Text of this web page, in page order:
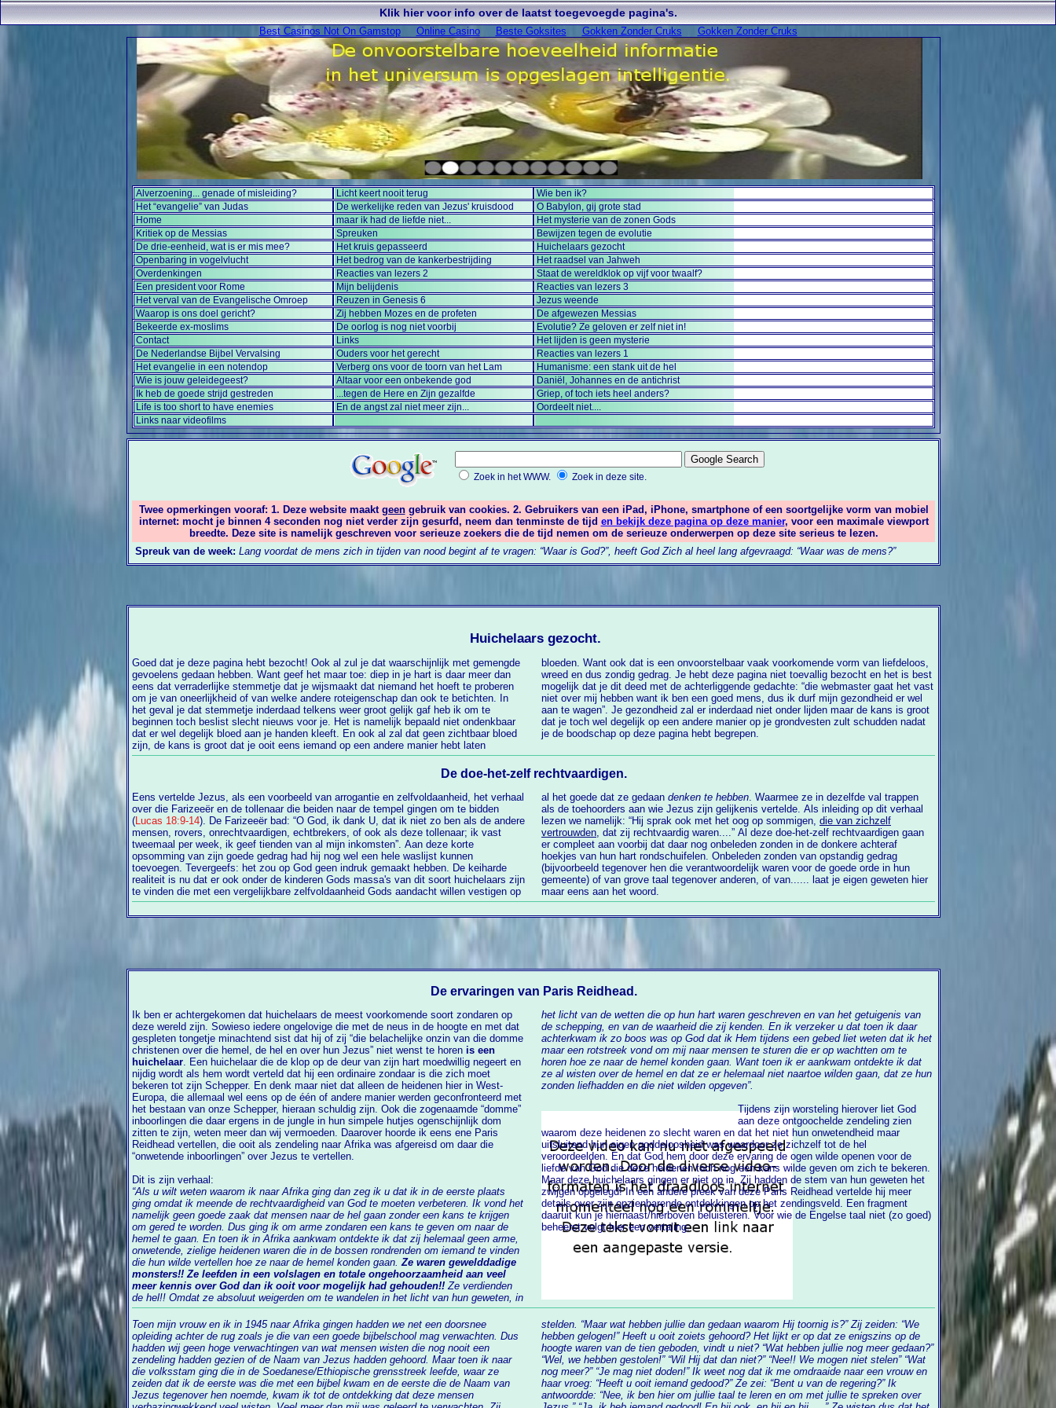
Best Casinos Not On Gamstop Online Casino Beste Goksites Gokken Zonder Cruks Gokken Zonder Cruks
Alverzoening... genade of misleiding? Licht keert nooit terug
Wie ben ik?
Het “evangelie” van Judas
De werkelijke reden van Jezus' kruisdood
O Babylon, gij grote stad
Home
maar ik had de liefde niet...
Het mysterie van de zonen Gods
Kritiek op de Messias
Spreuken
Bewijzen tegen de evolutie
De drie-eenheid, wat is er mis mee?
Het kruis gepasseerd
Huichelaars gezocht
Openbaring in vogelvlucht
Het bedrog van de kankerbestrijding
Het raadsel van Jahweh
Overdenkingen
Reacties van lezers 2
Staat de wereldklok op vijf voor twaalf?
Een president voor Rome
Mijn belijdenis
Reacties van lezers 3
Het verval van de Evangelische Omroep
Reuzen in Genesis 6
Jezus weende
Waarop is ons doel gericht?
Zij hebben Mozes en de profeten
De afgewezen Messias
Bekeerde ex-moslims
De oorlog is nog niet voorbij
Evolutie? Ze geloven er zelf niet in!
Contact
Links
Het lijden is geen mysterie
De Nederlandse Bijbel Vervalsing
Ouders voor het gerecht
Reacties van lezers 1
Het evangelie in een notendop
Verberg ons voor de toorn van het Lam
Humanisme: een stank uit de hel
Wie is jouw geleidegeest?
Altaar voor een onbekende god
Daniël, Johannes en de antichrist
Ik heb de goede strijd gestreden
...tegen de Here en Zijn gezalfde
Griep, of toch iets heel anders?
Life is too short to have enemies
En de angst zal niet meer zijn...
Oordeelt niet....
Links naar videofilms
Zoek in het WWW. Zoek in deze site.
Twee opmerkingen vooraf: 1. Deze website maakt geengebruik van cookies. 2. Gebruikers van een iPad, iPhone, smartphone of een soortgelijke vorm van mobiel
internet: mocht je binnen 4 seconden nog niet verder zijn gesurfd, neem dan tenminste de tijd en bekijk deze pagina op deze manier, voor een maximale viewport
breedte. Deze site is namelijk geschreven voor serieuze zoekers die de tijd nemen om de serieuze onderwerpen op deze site serieus te lezen.
Spreuk van de week: Lang voordat de mens zich in tijden van nood begint af te vragen: “Waar is God?”, heeft God Zich al heel lang afgevraagd: “Waar was de mens?”
Huichelaars gezocht.
Goed dat je deze pagina hebt bezocht! Ook al zul je dat waarschijnlijk met gemengde
gevoelens gedaan hebben. Want geef het maar toe: diep in je hart is daar meer dan
eens dat verraderlijke stemmetje dat je wijsmaakt dat niemand het hoeft te proberen
om je van oneerlijkheid of van welke andere roteigenschap dan ook te betichten. In
het geval je dat stemmetje inderdaad telkens weer groot gelijk gaf heb ik om te
beginnen toch beslist slecht nieuws voor je. Het is namelijk bepaald niet ondenkbaar
dat er wel degelijk bloed aan je handen kleeft. En ook al zal dat geen zichtbaar bloed
zijn, de kans is groot dat je ooit eens iemand op een andere manier hebt laten
bloeden. Want ook dat is een onvoorstelbaar vaak voorkomende vorm van liefdeloos,
wreed en dus zondig gedrag. Je hebt deze pagina niet toevallig bezocht en het is best
mogelijk dat je dit deed met de achterliggende gedachte: “die webmaster gaat het vast
niet over mij hebben want ik ben een goed mens, dus ik durf mijn gezondheid er wel
aan te wagen”. Je gezondheid zal er inderdaad niet onder lijden maar de kans is groot
dat je toch wel degelijk op een andere manier op je grondvesten zult schudden nadat
je de boodschap op deze pagina hebt begrepen.
De doe-het-zelf rechtvaardigen.
Eens vertelde Jezus, als een voorbeeld van arrogantie en zelfvoldaanheid, het verhaal
over die Farizeeër en de tollenaar die beiden naar de tempel gingen om te bidden
( Lucas 18:9-14). De Farizeeër bad: “O God, ik dank U, dat ik niet zo ben als de andere
mensen, rovers, onrechtvaardigen, echtbrekers, of ook als deze tollenaar; ik vast
tweemaal per week, ik geef tienden van al mijn inkomsten”. Aan deze korte
opsomming van zijn goede gedrag had hij nog wel een hele waslijst kunnen
toevoegen. Tevergeefs: het zou op God geen indruk gemaakt hebben. De keiharde
realiteit is nu dat er ook onder de kinderen Gods massa's van dit soort huichelaars zijn
te vinden die met een vergelijkbare zelfvoldaanheid Gods aandacht willen vestigen op
al het goede dat ze gedaan denken te hebben . Waarmee ze in dezelfde val trappen
als de toehoorders aan wie Jezus zijn gelijkenis vertelde. Als inleiding op dit verhaal
lezen we namelijk: “Hij sprak ook met het oog op sommigen, die van zichzelf
vertrouwden , dat zij rechtvaardig waren....” Al deze doe-het-zelf rechtvaardigen gaan
er compleet aan voorbij dat daar nog onbeleden zonden in de donkere achteraf
hoekjes van hun hart rondschuifelen. Onbeleden zonden van opstandig gedrag
(bijvoorbeeld tegenover hen die verantwoordelijk waren voor de goede orde in hun
gemeente) of van grove taal tegenover anderen, of van...... laat je eigen geweten hier
maar eens aan het woord.
De ervaringen van Paris Reidhead.
Ik ben er achtergekomen dat huichelaars de meest voorkomende soort zondaren op
deze wereld zijn. Sowieso iedere ongelovige die met de neus in de hoogte en met dat
gespleten tongetje minachtend sist dat hij of zij “die belachelijke onzin van die domme
christenen over die hemel, de hel en over hun Jezus” niet wenst te horen is een
huichelaar. Een huichelaar die de klop op de deur van zijn hart moedwillig negeert en
nijdig wordt als hem wordt verteld dat hij een ordinaire zondaar is die zich moet
bekeren tot zijn Schepper. En denk maar niet dat alleen de heidenen hier in West-
Europa, die allemaal wel eens op de één of andere manier werden geconfronteerd met
het bestaan van onze Schepper, hieraan schuldig zijn. Ook die zogenaamde “domme”
inboorlingen die daar ergens in de jungle in hun simpele hutjes ogenschijnlijk dom
zitten te zijn, weten meer dan wij vermoeden. Daarover hoorde ik eens ene Paris
Reidhead vertellen, die ooit als zendeling naar Afrika was afgereisd om daar die
“onwetende inboorlingen” over Jezus te vertellen.
Dit is zijn verhaal:
“Als u wilt weten waarom ik naar Afrika ging dan zeg ik u dat ik in de eerste plaats
ging omdat ik meende de rechtvaardigheid van God te moeten verbeteren. Ik vond het
namelijk geen goede zaak dat mensen naar de hel gaan zonder een kans te krijgen
om gered te worden. Dus ging ik om arme zondaren een kans te geven om naar de
hemel te gaan. En toen ik in Afrika aankwam ontdekte ik dat zij helemaal geen arme,
onwetende, zielige heidenen waren die in de bossen rondrenden om iemand te vinden
die hun wilde vertellen hoe ze naar de hemel konden gaan.Ze waren gewelddadige
monsters!! Ze leefden in een volslagen en totale ongehoorzaamheid aan veel
meer kennis over God dan ik ooit voor mogelijk had gehouden!! Ze verdienden
de hel!! Omdat ze absoluut weigerden om te wandelen in het licht van hun geweten, in
het licht van de wetten die op hun hart waren geschreven en van het getuigenis van
de schepping, en van de waarheid die zij kenden. En ik verzeker u dat toen ik daar
achterkwam ik zo boos was op God dat ik Hem tijdens een gebed liet weten dat ik het
maar een rotstreek vond om mij naar mensen te sturen die er op wachtten om te
horen hoe ze naar de hemel konden gaan. Want toen ik er aankwam ontdekte ik dat
ze al wisten over de hemel en dat ze er helemaal niet naartoe wilden gaan, dat ze hun
zonden liefhadden en die niet wilden opgeven”.
Tijdens zijn worsteling hierover liet God
aan deze ontgoochelde zendeling zien
waarom deze heidenen zo slecht waren en dat het niet hun onwetendheid maar
uitsluitend hun eigen goddeloosheid was waardoor ze zichzelf tot de hel
veroordeelden. En dat God hem door deze ervaring de ogen wilde openen voor de
liefde van God die deze heidenen toch nog een kans wilde geven om zich te bekeren.
Maar deze huichelaars gingen er niet op in. Zij hadden de stem van hun geweten het
zwijgen opgelegd! In een andere preek van deze Paris Reidhead vertelde hij meer
details over zijn opzienbarende ontdekkingen op het zendingsveld. Een fragment
daaruit kun je hiernaast/hierboven beluisteren. Voor wie de Engelse taal niet (zo goed)
beheerst volgt hier een vertaling:
Toen mijn vrouw en ik in 1945 naar Afrika gingen hadden we net een doorsnee
opleiding achter de rug zoals je die van een goede bijbelschool mag verwachten. Dus
hadden wij geen hoge verwachtingen van wat mensen wisten die nog nooit een
zendeling hadden gezien of de Naam van Jezus hadden gehoord. Maar toen ik naar
die volksstam ging die in de Soedanese/Ethiopische grensstreek leefde, waar ze
zeiden dat ik de eerste was die met een bijbel kwam en de eerste die de Naam van
Jezus tegenover hen noemde, kwam ik tot de ontdekking dat deze mensen
stelden. “Maar wat hebben jullie dan gedaan waarom Hij toornig is?” Zij zeiden: “We
hebben gelogen!” Heeft u ooit zoiets gehoord? Het lijkt er op dat ze enigszins op de
hoogte waren van de tien geboden, vindt u niet? “Wat hebben jullie nog meer gedaan?”
“Wel, we hebben gestolen!” “Wil Hij dat dan niet?” “Nee!! We mogen niet stelen” “Wat
nog meer?” “Je mag niet doden!” Ik weet nog dat ik me omdraaide naar een vrouw en
haar vroeg: “Heeft u ooit iemand gedood?” Ze zei: “Bent u van de regering?” Ik
antwoordde: “Nee, ik ben hier om jullie taal te leren en om met jullie te spreken over
Klik hier voor info over de laatst toegevoegde pagina's.